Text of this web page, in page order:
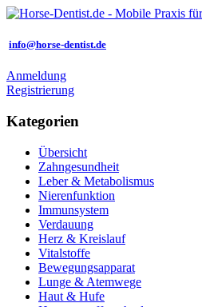
info@horse-dentist.de
Anmeldung
Registrierung
Kategorien
Übersicht
Zahngesundheit
Leber & Metabolismus
Nierenfunktion
Immunsystem
Verdauung
Herz & Kreislauf
Vitalstoffe
Bewegungsapparat
Lunge & Atemwege
Haut & Hufe